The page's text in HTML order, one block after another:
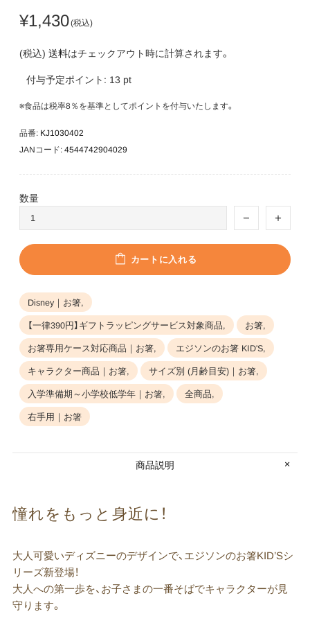
¥1,430
(税込) 送料はチェックアウト時に計算されます。
付与予定ポイント: 13 pt
※食品は税率8％を基準としてポイントを付与いたします。
品番: KJ1030402
JANコード: 4544742904029
数量
カートに入れる
Disney｜お箸,
【一律390円】ギフトラッピングサービス対象商品, お箸,
お箸専用ケース対応商品｜お箸, エジソンのお箸 KID'S,
キャラクター商品｜お箸, サイズ別 (月齢目安)｜お箸,
入学準備期～小学校低学年｜お箸, 全商品,
右手用｜お箸
商品説明
憧れを​もっと​身近に！
大人可愛いディズニーのデザインで、エジソンのお箸KID’Sシ
リーズ新登場！
大人への第一歩を、お子さまの一番そばでキャラクターが見
守ります。